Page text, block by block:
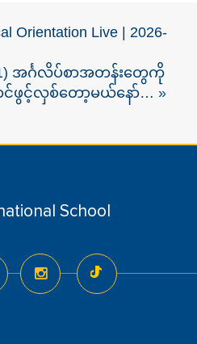
Orientation Live | 2026-
1) အင်္ဂလိပ်စာအတန်းတွေကို
င်ဖွင့်လှစ်တော့မယ်နော်… »
School